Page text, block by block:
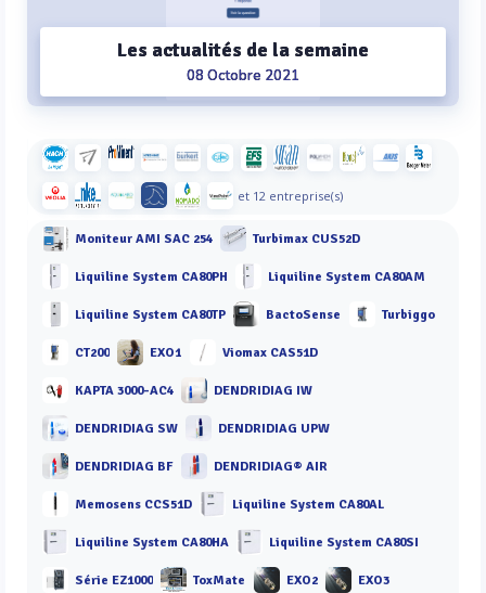
Les actualités de la semaine
08 Octobre 2021
et 12 entreprise(s)
Moniteur AMI SAC 254 Turbimax CUS52D
Liquiline System CA80PH Liquiline System CA80AM
Liquiline System CA80TP BactoSense Turbiggo
CT200 EXO1 Viomax CAS51D
KAPTA 3000-AC4 DENDRIDIAG IW
DENDRIDIAG SW DENDRIDIAG UPW
DENDRIDIAG BF DENDRIDIAG® AIR
Memosens CCS51D Liquiline System CA80AL
Liquiline System CA80HA Liquiline System CA80SI
Série EZ1000 ToxMate EXO2 EXO3